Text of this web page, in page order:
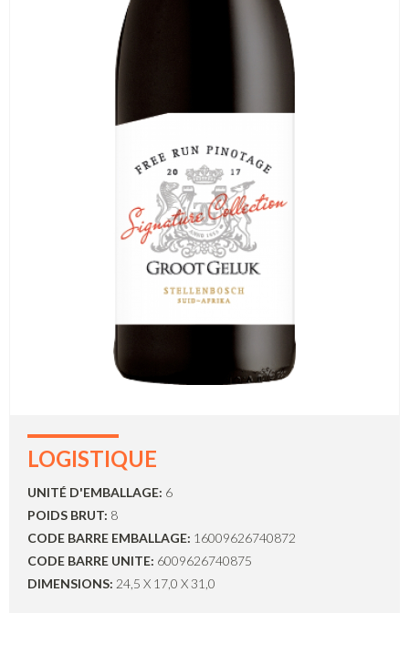
LOGISTIQUE
UNITÉ D'EMBALLAGE: 6
POIDS BRUT: 8
CODE BARRE EMBALLAGE: 16009626740872
CODE BARRE UNITE: 6009626740875
DIMENSIONS: 24,5 X 17,0 X 31,0